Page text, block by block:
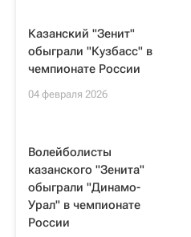
Казанский "Зенит"
обыграли "Кузбасс" в
чемпионате России
04 февраля 2026
Волейболисты
казанского "Зенита"
обыграли "Динамо-
Урал" в чемпионате
России